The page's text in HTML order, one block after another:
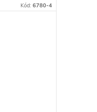
Kód: 6780-4